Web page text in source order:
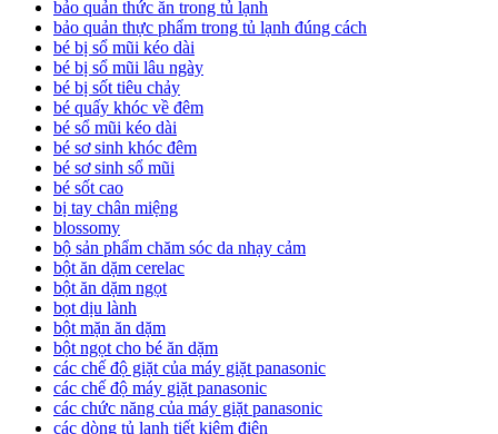
bảo quản thức ăn trong tủ lạnh
bảo quản thực phẩm trong tủ lạnh đúng cách
bé bị sổ mũi kéo dài
bé bị sổ mũi lâu ngày
bé bị sốt tiêu chảy
bé quấy khóc về đêm
bé sổ mũi kéo dài
bé sơ sinh khóc đêm
bé sơ sinh sổ mũi
bé sốt cao
bị tay chân miệng
blossomy
bộ sản phẩm chăm sóc da nhạy cảm
bột ăn dặm cerelac
bột ăn dặm ngọt
bọt dịu lành
bột mặn ăn dặm
bột ngọt cho bé ăn dặm
các chế độ giặt của máy giặt panasonic
các chế độ máy giặt panasonic
các chức năng của máy giặt panasonic
các dòng tủ lạnh tiết kiệm điện